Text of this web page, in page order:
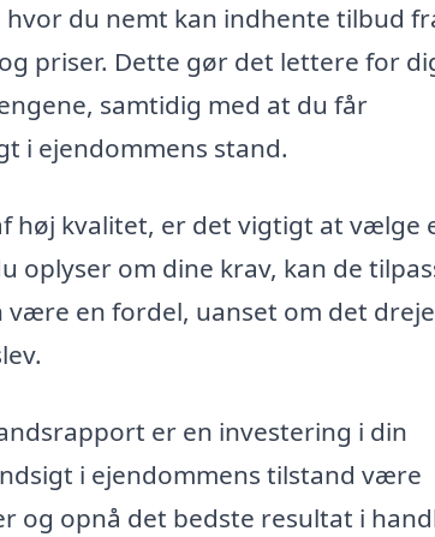
du nemt kan indhente tilbud
priser. Dette gør det lettere for
samtidig med at du får
i ejendommens stand.
høj kvalitet, er det vigtigt at vælge
oplyser om dine krav, kan de
en fordel, uanset om det
er en investering i din
i ejendommens tilstand være
og opnå det bedste resultat i